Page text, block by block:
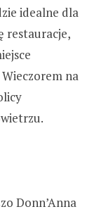
idealne dla
restauracje,
na
Donn’Anna